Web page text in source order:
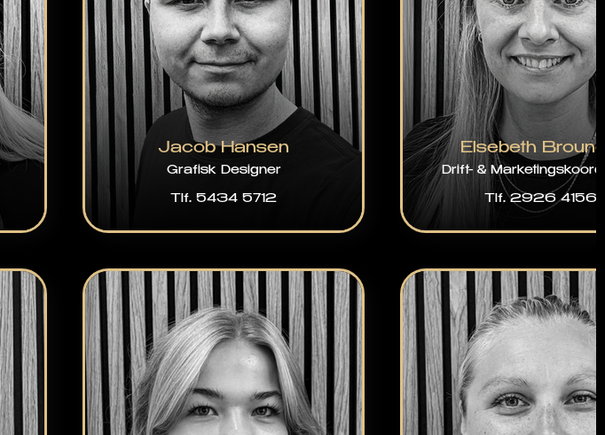
Jacob Hansen
Grafisk Designer
Tlf. 5434 5712
Elsebeth
Drift- &
Tlf. 2926 4156